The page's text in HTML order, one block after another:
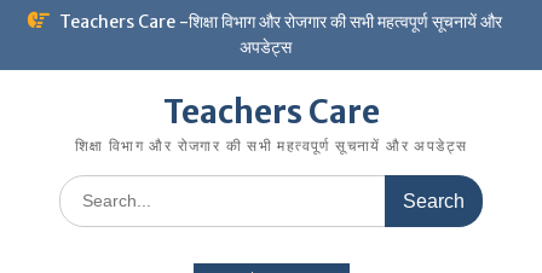
Skip
Teachers Care -शिक्षा विभाग और रोजगार की सभी महत्वपूर्ण सूचनायें और
अपडेट्स
Teachers Care
शिक्षा विभाग और रोजगार की सभी महत्वपूर्ण सूचनायें और अपडेट्स
Search
for: